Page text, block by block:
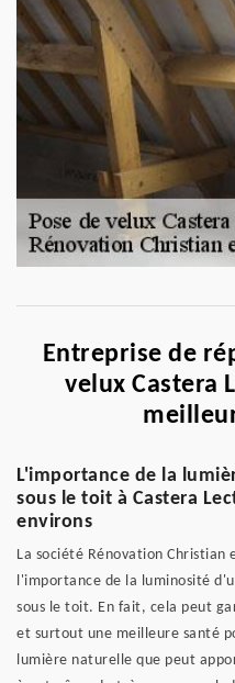
Entreprise de
velux Castera
L'importance de la
sous le toit à Castera
environs
La société Rénovation
l'importance de la luminosité
sous le toit. En fait, cela peut
et surtout une meilleure santé
lumière naturelle que peut